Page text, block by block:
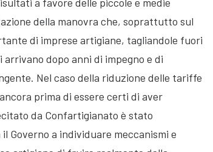
della manovra che, soprattutto sul
di imprese artigiane, tagliandole fuori
dopo anni di impegno e di
Nel caso della riduzione delle tariffe
prima di essere certi di aver
da Confartigianato è stato
Governo a individuare meccanismi e